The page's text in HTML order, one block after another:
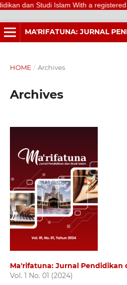
dan Studi Islam With a registered
HOME / Archives
Archives
Ma'rifatuna: Jurnal Pendidikan
Vol. 1 No. 01 (2024)